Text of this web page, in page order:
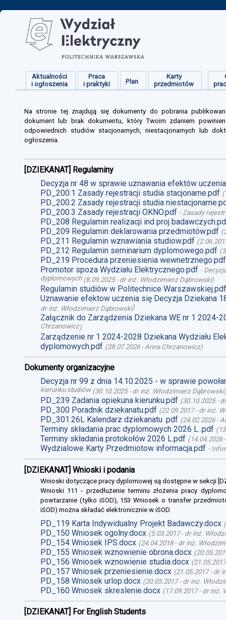
Aktualności
i ogłoszenia
Praca
i praktyki
Plan
Karty
przedmiotów
Na stronie tej znajdują się dokumenty do pobrania
dokument lub brak dokumentu, który Twoim zdaniem
odpowiednich studiów stacjonarnych, niestacjonarnych lub
ogłoszenia.
[DZIEKANAT] Regulaminy
Decyzja nr 48 w sprawie uznawania efektów
PD_200.1 Zasady rejestracji studia stacjonarne.pdf (
PD_200.2 Zasady rejestracji studia
PD_200.3 Zasady rejestracji OKNO.pdf - Zasady
PD_208 Regulamin realizacji ind proj
PD_209 Regulamin deklarowania przedmiotów.pdf (
PD_211 Regulamin wznawiania studiow.pdf (
PD_212 Regulamin seminarium dyplomowego.pdf (
PD_219 Procedura przeniesienia wewnetrznego.pdf
Promotor spoza Wydziału Elektrycznego.pdf -
dyplomowych(8.09.2025- dr inż. Włodzimierz Dąbrowski)
Regulamin studiów w Politechnice Warszawskiej.pdf
Uznawanie efektow uczenia się Decyzja Dziekana
dr inż. Włodzimierz Dąbrowski)
Załącznik do Zarządzenia Dziekana WE nr 1
Chrzanowicz)
Zarządzenie nr 1 2024-2028 Dziekana Wydziału
dyplomowych.pdf (28.07.2026- Anna Chrzanowicz)
Dokumenty organizacyjne
Decyzja nr 99 z dnia 14.10.2025 - w sprawie
kierunku studiów(30.10.2025- dr inż. Włodzimierz Dąbrowski)
PD_239 Zadania opiekuna kierunku.pdf (30.10.2025-
PD_300 Poradnik dziekanatu.pdf (22.09.2017- dr inż.
PD_301.26L Kalendarz dziekanatu .pdf (24.02.2026-
Terminy składania prac dyplomowych 2026 L .pdf (
Terminy składania protokołów 2026 L.pdf (14.04.2026
Wydzialowe Karty Przedmiotow informacja.pdf -
[DZIEKANAT] Wnioski i podania
Wnioski dotyczące pracy dyplomowej są dostępne w sekcji
Wnioski 111 - przedłużenie terminu złożenia pracy
powtarzanie (tylko iSOD), 153 Wniosek o transfer
iSOD) można składać elektronicznie w iSOD.
PD_119 Karta Indywidualny Projekt Badawczy.docx (
PD_150 Wniosek ogolny.docx (5.03.2017- dr inż.
PD_154 Wniosek IPS.docx (24.04.2018- dr inż.
PD_155 Wniosek wznowienie obrona.docx (
PD_156 Wniosek wznowienie studia.docx (21.05.2017
PD_157 Wniosek przeniesienie.docx (21.05.2017- dr
PD_158 Wniosek urlop.docx (20.05.2017- dr inż.
PD_160 Wniosek skreslenie.docx (17.09.2017- dr inż.
[DZIEKANAT] For English Students